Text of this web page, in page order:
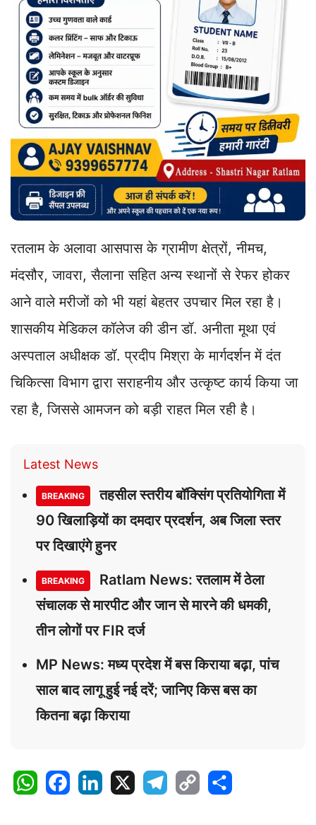
रतलाम के अलावा आसपास के ग्रामीण क्षेत्रों, नीमच,
मंदसौर, जावरा, सैलाना सहित अन्य स्थानों से रेफर होकर
आने वाले मरीजों को भी यहां बेहतर उपचार मिल रहा है।
शासकीय मेडिकल कॉलेज की डीन डॉ. अनीता मूथा एवं
अस्पताल अधीक्षक डॉ. प्रदीप मिश्रा के मार्गदर्शन में दंत
चिकित्सा विभाग द्वारा सराहनीय और उत्कृष्ट कार्य किया जा
रहा है, जिससे आमजन को बड़ी राहत मिल रही है।
Latest News
BREAKING
तहसील स्तरीय बॉक्सिंग प्रतियोगिता में
90 खिलाड़ियों का दमदार प्रदर्शन, अब जिला स्तर
पर दिखाएंगे हुनर
BREAKING
Ratlam News: रतलाम में ठेला
संचालक से मारपीट और जान से मारने की धमकी,
तीन लोगों पर FIR दर्ज
MP News: मध्य प्रदेश में बस किराया बढ़ा, पांच
साल बाद लागू हुई नई दरें; जानिए किस बस का
कितना बढ़ा किराया